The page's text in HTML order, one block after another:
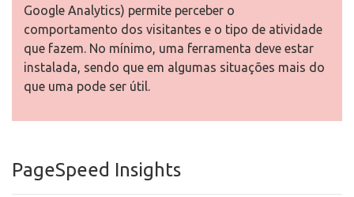
Google Analytics) permite perceber o
comportamento dos visitantes e o tipo de atividade
que fazem. No mínimo, uma ferramenta deve estar
instalada, sendo que em algumas situações mais do
que uma pode ser útil.
PageSpeed Insights